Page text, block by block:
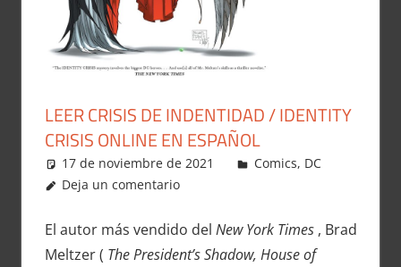
LEER CRISIS DE INDENTIDAD / IDENTITY
CRISIS ONLINE EN ESPAÑOL
17 de noviembre de 2021 Carlitox Banana
Comics, DC
Deja un comentario
El autor más vendido del New York Times, Brad
Meltzer ( The President’s Shadow, House of